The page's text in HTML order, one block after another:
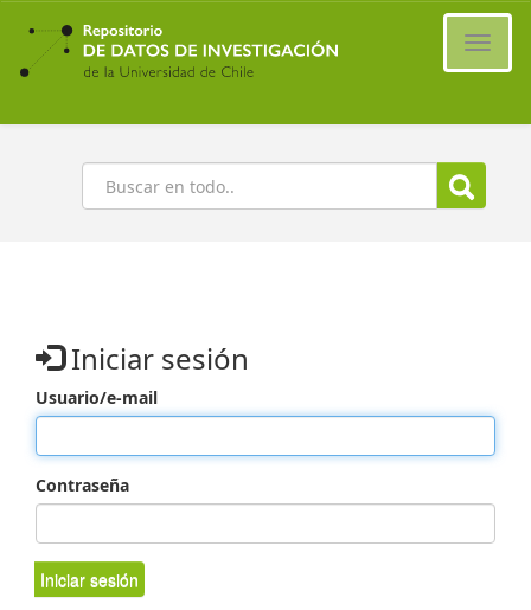
Ir
contenido
principal
Buscar
Iniciar sesión
Usuario/e-mail
Contraseña
Iniciar sesión